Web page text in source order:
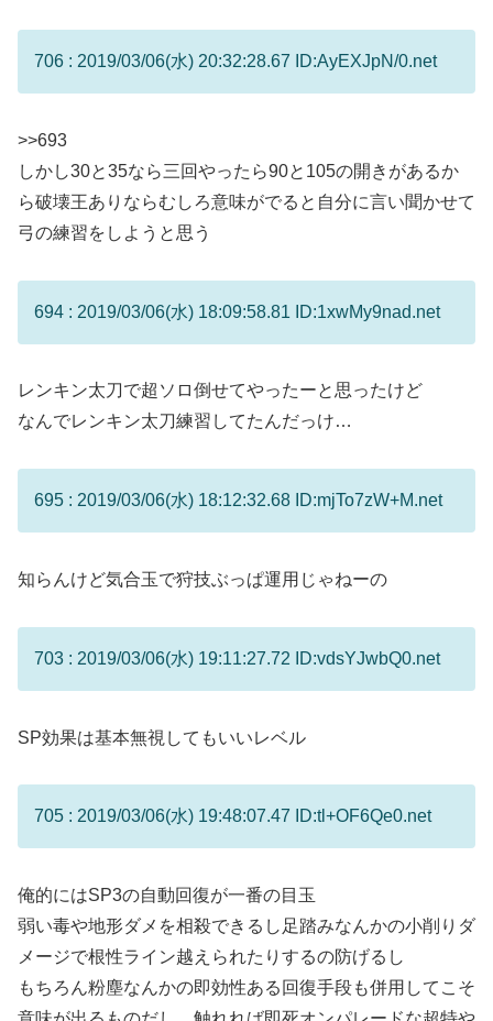
706 : 2019/03/06(水) 20:32:28.67 ID:AyEXJpN/0.net
>>693
しかし30と35なら三回やったら90と105の開きがあるか
ら破壊王ありならむしろ意味がでると自分に言い聞かせて
弓の練習をしようと思う
694 : 2019/03/06(水) 18:09:58.81 ID:1xwMy9nad.net
レンキン太刀で超ソロ倒せてやったーと思ったけど
なんでレンキン太刀練習してたんだっけ…
695 : 2019/03/06(水) 18:12:32.68 ID:mjTo7zW+M.net
知らんけど気合玉で狩技ぶっぱ運用じゃねーの
703 : 2019/03/06(水) 19:11:27.72 ID:vdsYJwbQ0.net
SP効果は基本無視してもいいレベル
705 : 2019/03/06(水) 19:48:07.47 ID:tl+OF6Qe0.net
俺的にはSP3の自動回復が一番の目玉
弱い毒や地形ダメを相殺できるし足踏みなんかの小削りダ
メージで根性ライン越えられたりするの防げるし
もちろん粉塵なんかの即効性ある回復手段も併用してこそ